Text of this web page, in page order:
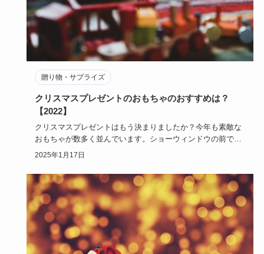
贈り物・サプライズ
クリスマスプレゼントのおもちゃのおすすめは？
【2022】
クリスマスプレゼントはもう決まりましたか？今年も素敵な
おもちゃが数多く並んでいます。ショーウィンドウの前であ
れも良い、これ…
2025年1月17日